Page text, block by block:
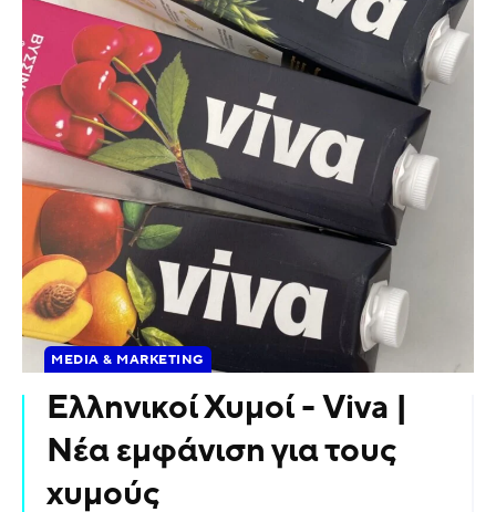
MEDIA & MARKETING
Ελληνικοί Χυμοί - Viva |
Νέα εμφάνιση για τους
χυμούς